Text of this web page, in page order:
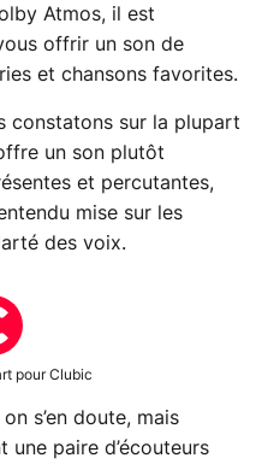
Atmos, il est
offrir un son de
et chansons favorites.
constatons sur la plupart
un son plutôt
et percutantes,
mise sur les
des voix.
pour Clubic
s’en doute, mais
une paire d’écouteurs